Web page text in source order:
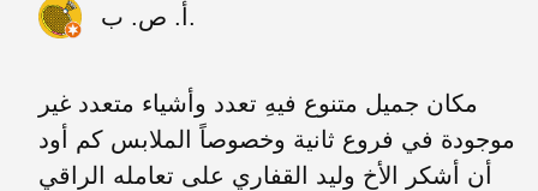
أ. ص. ب.
مكان جميل متنوع فيهِ تعدد وأشياء متعدد غير
موجودة في فروع ثانية وخصوصاً الملابس كم أود
أن أشكر الأخ وليد القفاري على تعامله الراقي